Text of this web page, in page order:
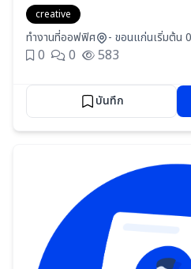
creative
ทำงานที่ออฟฟิศ - ขอนแก่นเริ่มต้น
0 0 583
บันทึก